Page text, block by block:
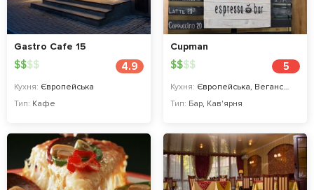
Gastro Cafe 15
Кухня: Європейська
Тип: Кафе
4.9
$$$$
Cupman
Кухня: Європейська, Веганська
Тип: Бар, Кав'ярня
5
$$$$